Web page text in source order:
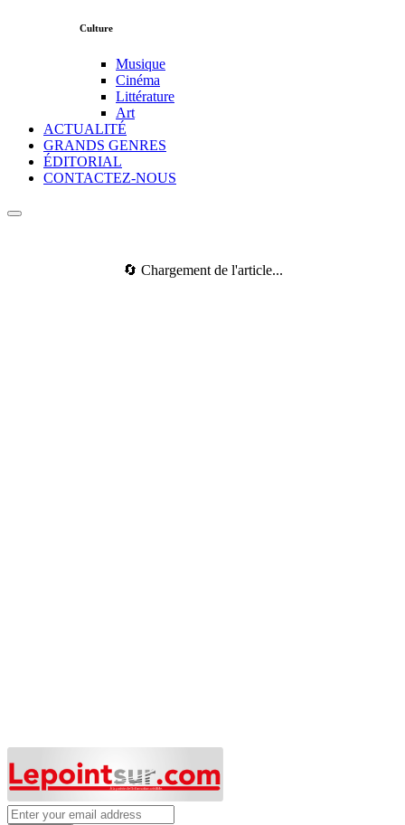
Culture
Musique
Cinéma
Littérature
Art
ACTUALITÉ
GRANDS GENRES
ÉDITORIAL
CONTACTEZ-NOUS
🔄 Chargement de l'article...